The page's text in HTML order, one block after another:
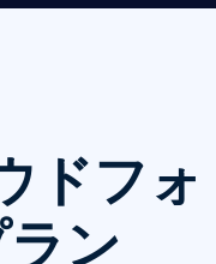
ドフォ
ン